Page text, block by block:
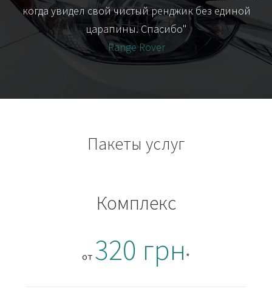
когда увидел свой чистый ренджик без единой
царапины. Спасибо"
Range Rover
Пакеты услуг
Комплекс
от 320 грн *